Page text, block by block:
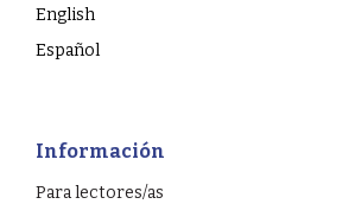
English
Español
Información
Para lectores/as